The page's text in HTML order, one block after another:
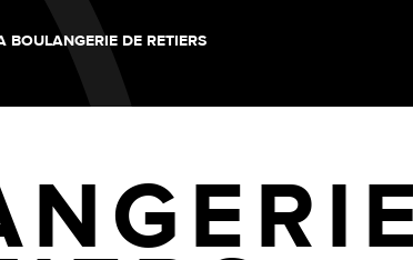
BOULANGERIE DE RETIERS